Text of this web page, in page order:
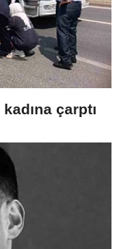
çarptı